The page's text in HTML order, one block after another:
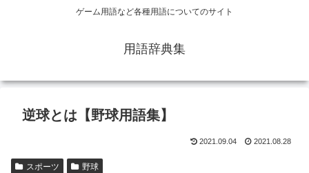
ゲーム用語など各種用語についてのサイト
用語辞典集
逆球とは【野球用語集】
2021.09.04 2021.08.28
スポーツ 野球